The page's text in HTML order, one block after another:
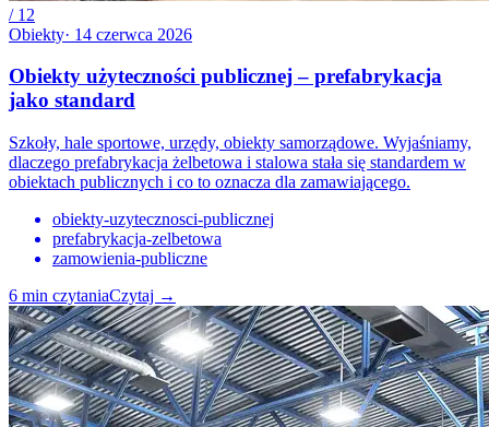
/ 12
Obiekty· 14 czerwca 2026
Obiekty użyteczności publicznej – prefabrykacja
jako standard
Szkoły, hale sportowe, urzędy, obiekty samorządowe. Wyjaśniamy,
dlaczego prefabrykacja żelbetowa i stalowa stała się standardem w
obiektach publicznych i co to oznacza dla zamawiającego.
obiekty-uzytecznosci-publicznej
prefabrykacja-zelbetowa
zamowienia-publiczne
6 min czytaniaCzytaj →